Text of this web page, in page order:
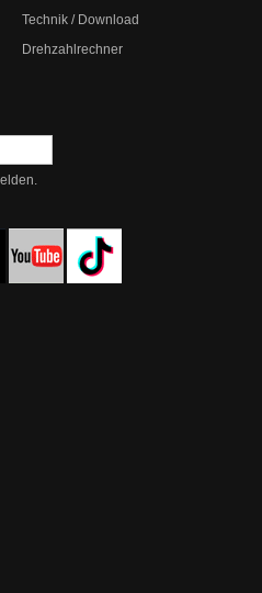
Technik / Download
Drehzahlrechner